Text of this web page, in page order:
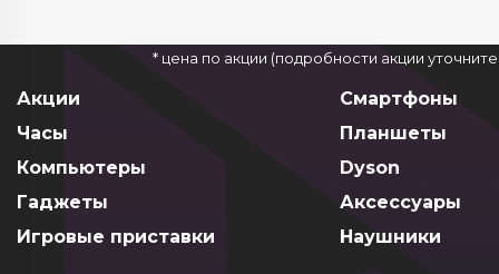
* цена по акции (подробности акции
Акции
Смартфоны
Часы
Планшеты
Компьютеры
Dyson
Гаджеты
Аксессуары
Игровые приставки
Наушники